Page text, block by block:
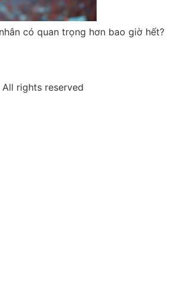
có quan trọng hơn bao giờ hết?
All rights reserved